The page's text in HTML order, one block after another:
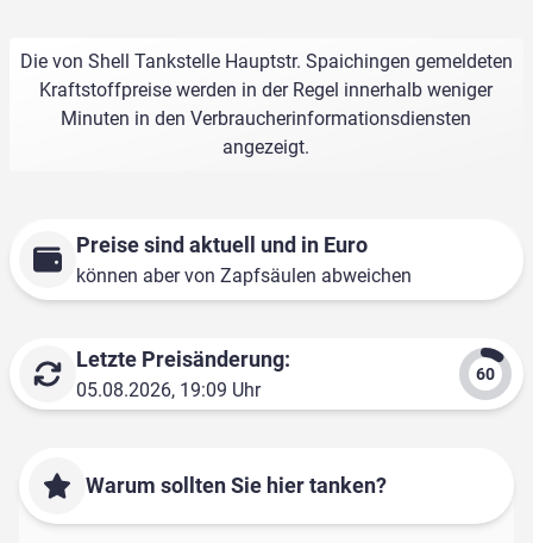
Die von Shell Tankstelle Hauptstr. Spaichingen gemeldeten
Kraftstoffpreise werden in der Regel innerhalb weniger
Minuten in den Verbraucherinformationsdiensten
angezeigt.
Preise sind aktuell und in Euro
können aber von Zapfsäulen abweichen
Letzte Preisänderung:
05.08.2026, 19:09 Uhr
Warum sollten Sie hier tanken?